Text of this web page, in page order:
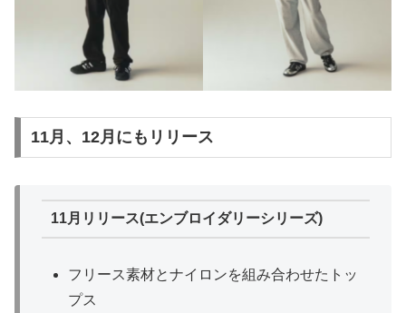
11月、12月にもリリース
11月リリース(エンブロイダリーシリーズ)
フリース素材とナイロンを組み合わせたトッ
プス